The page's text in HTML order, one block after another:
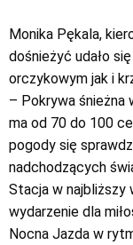
Monika Pękala,
dośnieżyć udało
orczykowym jak i
– Pokrywa śnieżna
ma od 70 do 100
pogody się
nadchodzących
Stacja w najbliższy
wydarzenie dla
Nocna Jazda w